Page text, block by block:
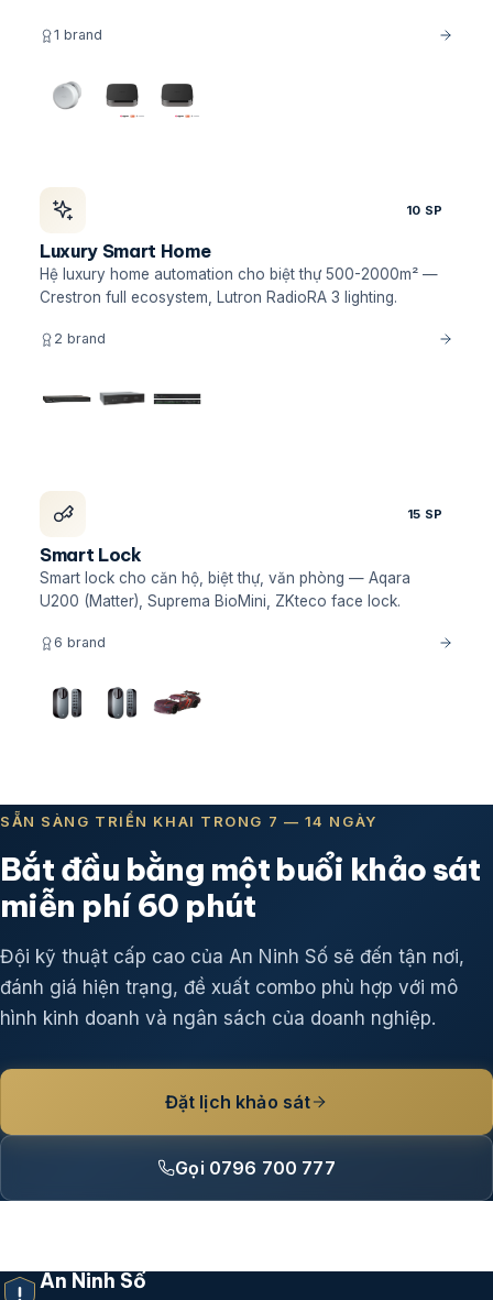
1 brand
10 SP
Luxury Smart Home
Hệ luxury home automation cho biệt thự 500-2000m² —
Crestron full ecosystem, Lutron RadioRA 3 lighting.
2 brand
15 SP
Smart Lock
Smart lock cho căn hộ, biệt thự, văn phòng — Aqara
U200 (Matter), Suprema BioMini, ZKteco face lock.
6 brand
SẴN SÀNG TRIỂN KHAI TRONG 7 — 14 NGÀY
Bắt đầu bằng một buổi khảo sát
miễn phí 60 phút
Đội kỹ thuật cấp cao của An Ninh Số sẽ đến tận nơi,
đánh giá hiện trạng, đề xuất combo phù hợp với mô
hình kinh doanh và ngân sách của doanh nghiệp.
Đặt lịch khảo sát
Gọi 0796 700 777
An Ninh Số